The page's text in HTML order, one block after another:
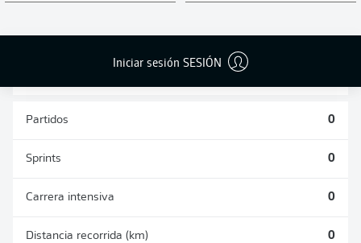
Iniciar sesión SESIÓN
AUTOGOLES
0
Partidos 0
Sprints 0
Carrera intensiva 0
Distancia recorrida (km) 0